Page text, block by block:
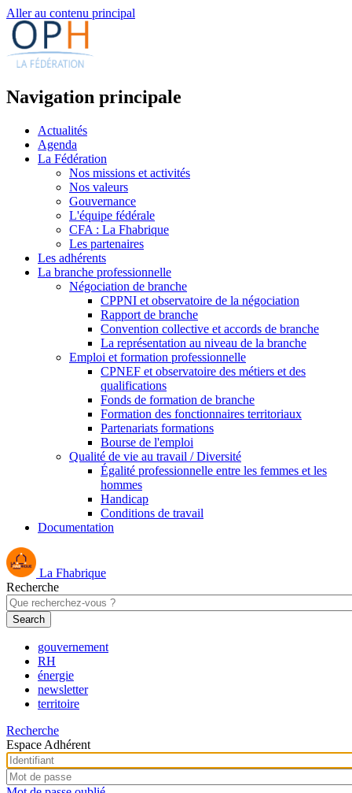
Aller au contenu principal
Navigation principale
Actualités
Agenda
La Fédération
Nos missions et activités
Nos valeurs
Gouvernance
L'équipe fédérale
CFA : La Fhabrique
Les partenaires
Les adhérents
La branche professionnelle
Négociation de branche
CPPNI et observatoire de la négociation
Rapport de branche
Convention collective et accords de branche
La représentation au niveau de la branche
Emploi et formation professionnelle
CPNEF et observatoire des métiers et des
qualifications
Fonds de formation de branche
Formation des fonctionnaires territoriaux
Partenariats formations
Bourse de l'emploi
Qualité de vie au travail / Diversité
Égalité professionnelle entre les femmes et les
hommes
Handicap
Conditions de travail
Documentation
La Fhabrique
Recherche
gouvernement
RH
énergie
newsletter
territoire
Recherche
Espace Adhérent